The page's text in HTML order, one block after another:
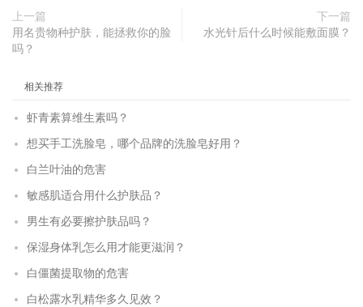
上一篇
用名贵物种护肤，能拯救你的脸
吗？
下一篇
水光针后什么时候能敷面膜？
相关推荐
虾青素算维生素吗？
想买手工洗脸皂，哪个品牌的洗脸皂好用？
白兰叶油的危害
敏感肌适合用什么护肤品？
男生有必要擦护肤品吗？
保湿身体乳怎么用才能更滋润？
白僵菌提取物的危害
白松露水乳精华多久见效？